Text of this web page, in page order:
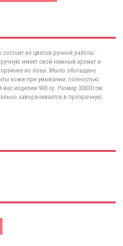
из цветов ручной работы .
имеет свой нежный аромат и
из лозы. Мыло обогащено
кожи при умывании, полностью
изделии 900 гр. Размер 30Х30 см.
заворачивается в прозрачную